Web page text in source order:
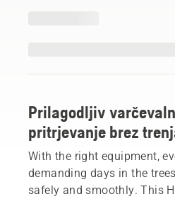
Prilagodljiv
pritrjevanje brez
With the right equipment,
demanding days in the
safely and smoothly. This